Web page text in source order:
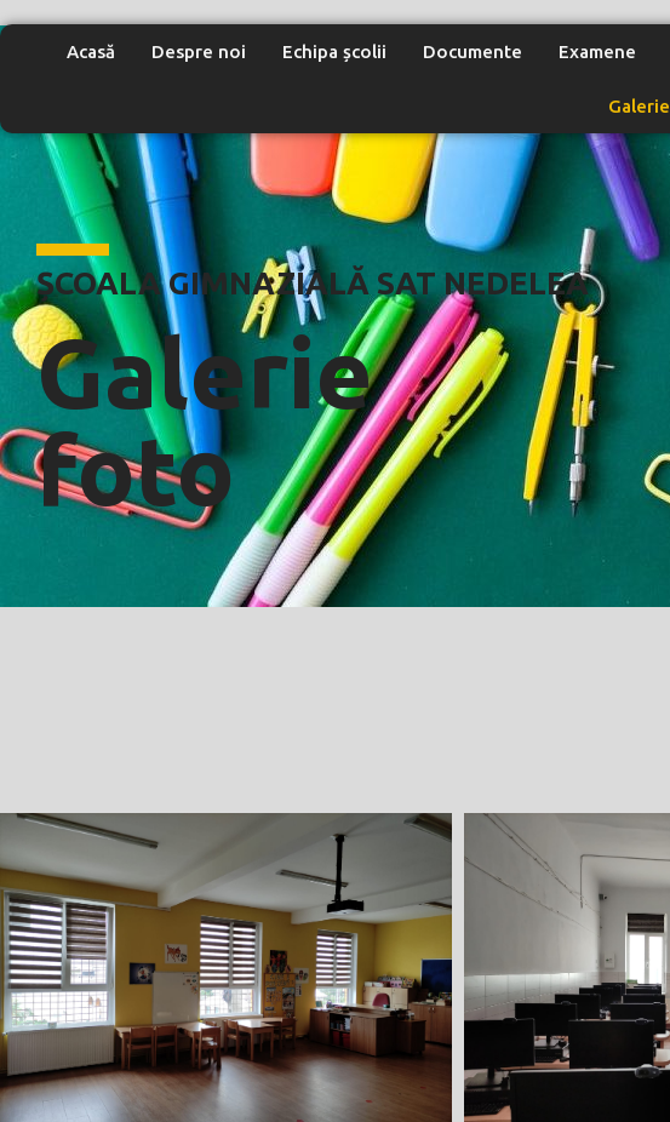
Acasă Despre noi Echipa școlii Documente Examene
Galerie
ȘCOALA GIMNAZIALĂ SAT NEDELEA
Galerie
foto